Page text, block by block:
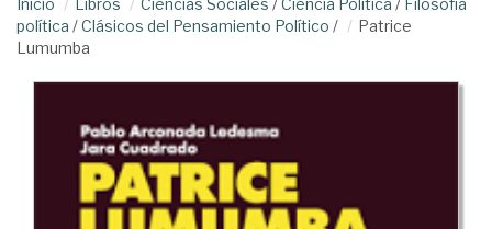
Inicio Libros Ciencias Sociales /Ciencia Política / Filosofía
política /Clásicos del Pensamiento Político /
Patrice
Lumumba